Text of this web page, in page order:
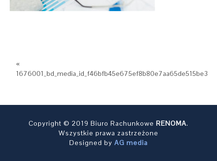
«
1676001_bd_media_id_f46bfb45e675ef8b80e7aa65de515be3
Copyright © 2019 Biuro Rachunkowe RENOMA.
Wszystkie prawa zastrzeżone
Designed by AG media